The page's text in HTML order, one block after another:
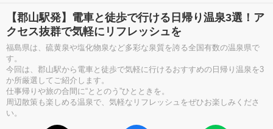
【郡山駅発】電車と徒歩で行ける日帰り温泉3選！ア
クセス抜群で気軽にリフレッシュを
福島県は、硫黄泉や塩化物泉など多彩な泉質を誇る全国有数の温泉県で
す。
今回は、郡山駅から電車と徒歩で気軽に行けるおすすめの日帰り温泉を3
か所厳選してご紹介します。
仕事帰りや旅の合間に“ととのう”ひとときを。
周辺散策も楽しめる温泉で、気軽なリフレッシュをぜひお楽しみくださ
い。